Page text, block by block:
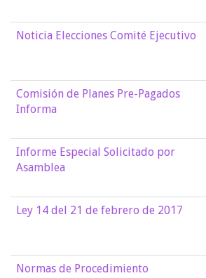
Noticia Elecciones Comité Ejecutivo
Comisión de Planes Pre-Pagados
Informa
Informe Especial Solicitado por
Asamblea
Ley 14 del 21 de febrero de 2017
Normas de Procedimiento